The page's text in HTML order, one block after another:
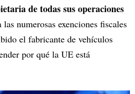
de todas sus operaciones
numerosas exenciones fiscales
el fabricante de vehículos
por qué la UE está